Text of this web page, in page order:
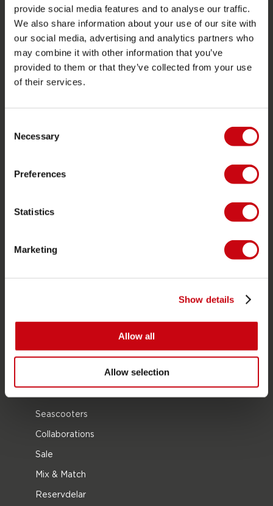
provide social media features and to analyse our traffic.
We also share information about your use of our site with
our social media, advertising and analytics partners who
may combine it with other information that you’ve
provided to them or that they’ve collected from your use
of their services.
Selection
Necessary
Preferences
Statistics
Marketing
Show details
Allow all
Allow selection
återförsäljare intresse
PRODUKTKATEGORIER
2026 Collection
Våtdräkter
Wake
Kneeboarding
Presentkort
Seascooters
Collaborations
Sale
Mix & Match
Reservdelar